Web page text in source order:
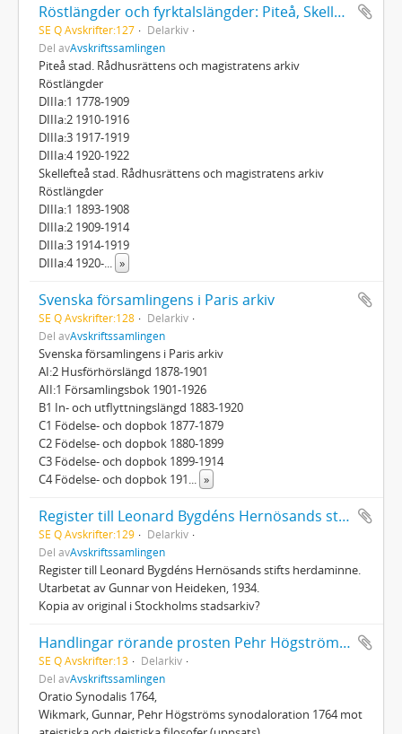
Röstlängder och fyrktalslängder: Piteå, Skellefteå, Attmar
SE Q Avskrifter:127
Delarkiv
Del avAvskriftssamlingen
Piteå stad. Rådhusrättens och magistratens arkiv
Röstlängder
DIIIa:1 1778-1909
DIIIa:2 1910-1916
DIIIa:3 1917-1919
DIIIa:4 1920-1922
Skellefteå stad. Rådhusrättens och magistratens arkiv
Röstlängder
DIIIa:1 1893-1908
DIIIa:2 1909-1914
DIIIa:3 1914-1919
DIIIa:4 1920-
»
Svenska församlingens i Paris arkiv
SE Q Avskrifter:128
Delarkiv
Del avAvskriftssamlingen
Svenska församlingens i Paris arkiv
AI:2 Husförhörslängd 1878-1901
AII:1 Församlingsbok 1901-1926
B1 In- och utflyttningslängd 1883-1920
C1 Födelse- och dopbok 1877-1879
C2 Födelse- och dopbok 1880-1899
C3 Födelse- och dopbok 1899-1914
C4 Födelse- och dopbok 191
»
Register till Leonard Bygdéns Hernösands stifts herdaminne
SE Q Avskrifter:129
Delarkiv
Del avAvskriftssamlingen
Register till Leonard Bygdéns Hernösands stifts herdaminne.
Utarbetat av Gunnar von Heideken, 1934.
Kopia av original i Stockholms stadsarkiv?
Handlingar rörande prosten Pehr Högström (1714 - 1784)
SE Q Avskrifter:13
Delarkiv
Del avAvskriftssamlingen
Oratio Synodalis 1764,
Wikmark, Gunnar, Pehr Högströms synodaloration 1764 mot